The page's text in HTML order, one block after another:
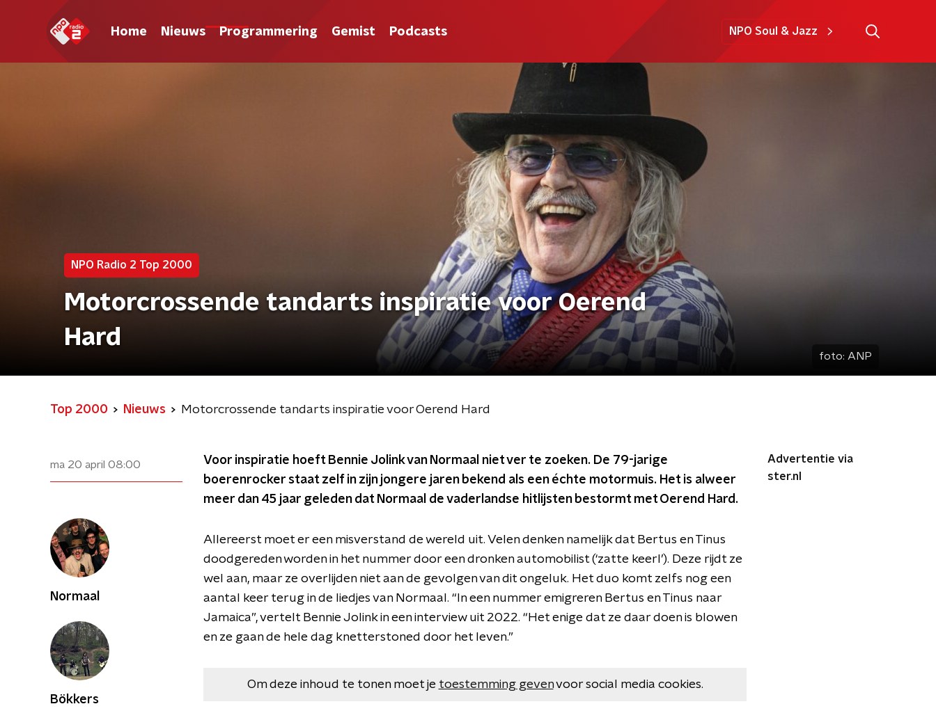
Home Nieuws Programmering Gemist Podcasts NPO Soul & Jazz
NPO Radio 2 Top 2000
Motorcrossende tandarts inspiratie voor Oerend
Hard
foto: ANP
Top 2000 Nieuws Motorcrossende tandarts inspiratie voor Oerend Hard
ma 20 april 08:00
Voor inspiratie hoeft Bennie Jolink van Normaal niet ver te zoeken. De 79-jarige
boerenrocker staat zelf in zijn jongere jaren bekend als een échte motormuis. Het is alweer
meer dan 45 jaar geleden dat Normaal de vaderlandse hitlijsten bestormt met Oerend Hard.
Allereerst moet er een misverstand de wereld uit. Velen denken namelijk dat Bertus en Tinus
doodgereden worden in het nummer door een dronken automobilist (‘zatte keerl’). Deze rijdt ze
wel aan, maar ze overlijden niet aan de gevolgen van dit ongeluk. Het duo komt zelfs nog een
aantal keer terug in de liedjes van Normaal. “In een nummer emigreren Bertus en Tinus naar
Jamaica”, vertelt Bennie Jolink in een interview uit 2022. “Het enige dat ze daar doen is blowen
en ze gaan de hele dag knetterstoned door het leven.”
Om deze inhoud te tonen moet je toestemming gevenvoor social media cookies.
Advertentie via
ster.nl
Normaal
Bökkers